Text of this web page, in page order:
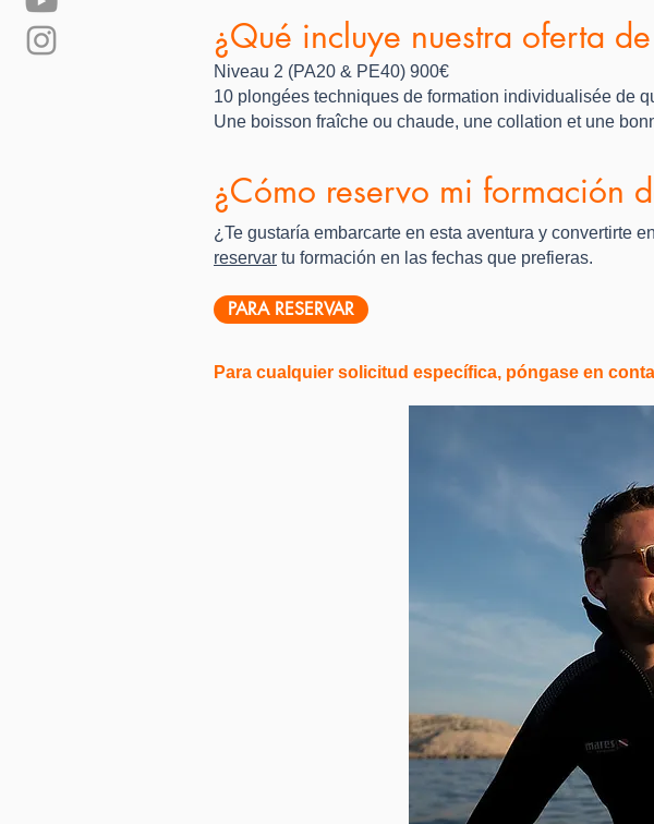
¿Qué incluye nuestra oferta
Niveau 2 (PA20 & PE40) 900€
10 plongées techniques de formation individualisée de
Une boisson fraîche ou chaude, une collation et une
¿Cómo reservo mi formación
¿Te gustaría embarcarte en esta aventura y convertirte
reservar tu formación en las fechas que prefieras.
PARA RESERVAR
Para cualquier solicitud específica, póngase en